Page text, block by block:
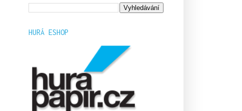
HURÁ ESHOP